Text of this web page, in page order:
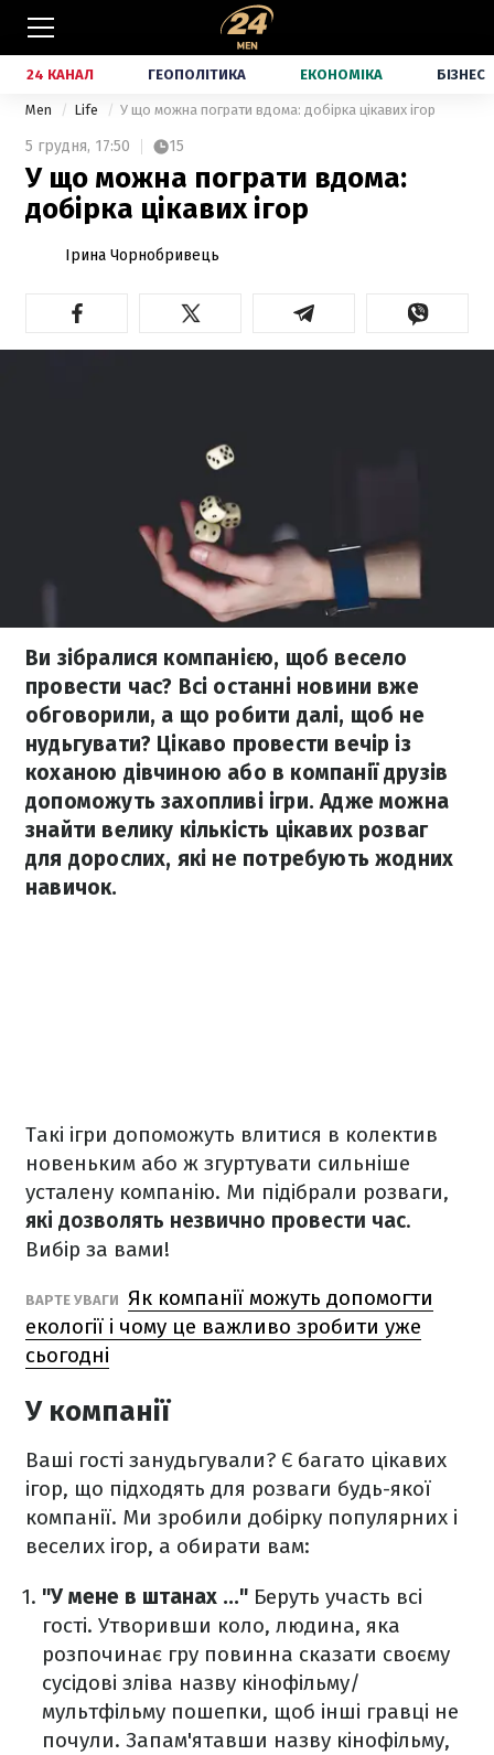
24 КАНАЛ ГЕОПОЛІТИКА ЕКОНОМІКА БІЗНЕС
Men Life У що можна пограти вдома: добірка цікавих ігор
5 грудня, 17:50 15
У що можна пограти вдома:
добірка цікавих ігор
Ірина Чорнобривець
Ви зібралися компанією, щоб весело
провести час? Всі останні новини вже
обговорили, а що робити далі, щоб не
нудьгувати? Цікаво провести вечір із
коханою дівчиною або в компанії друзів
допоможуть захопливі ігри. Адже можна
знайти велику кількість цікавих розваг
для дорослих, які не потребують жодних
навичок.
Такі ігри допоможуть влитися в колектив
новеньким або ж згуртувати сильніше
усталену компанію. Ми підібрали розваги,
які дозволять незвично провести час.
Вибір за вами!
ВАРТЕ УВАГИ Як компанії можуть допомогти
екології і чому це важливо зробити уже
сьогодні
У компанії
Ваші гості занудьгували? Є багато цікавих
ігор, що підходять для розваги будь-якої
компанії. Ми зробили добірку популярних і
веселих ігор, а обирати вам:
"У мене в штанах ..." Беруть участь всі
гості. Утворивши коло, людина, яка
розпочинає гру повинна сказати своєму
сусідові зліва назву кінофільму/
мультфільму пошепки, щоб інші гравці не
почули. Запам'ятавши назву кінофільму,